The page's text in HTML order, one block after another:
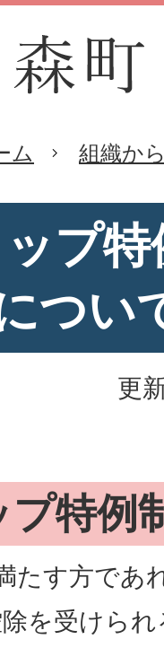
ム 組織か
プ
つい
更
プ特例
たす方であ
を受けら